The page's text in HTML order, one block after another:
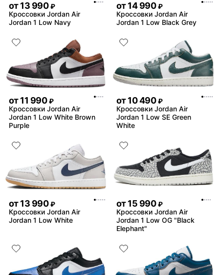
от13 990 ₽
Кроссовки Jordan Air
Jordan 1 Low Navy
от14 990 ₽
Кроссовки Jordan Air
Jordan 1 Low Black Grey
от11 990 ₽
Кроссовки Jordan Air
Jordan 1 Low White Brown
Purple
от10 490 ₽
Кроссовки Jordan Air
Jordan 1 Low SE Green
White
от13 990 ₽
Кроссовки Jordan Air
Jordan 1 Low White
от15 990 ₽
Кроссовки Jordan Air
Jordan 1 Low OG "Black
Elephant"